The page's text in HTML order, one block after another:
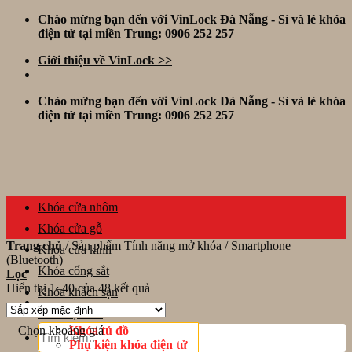
Skip
Chào mừng bạn đến với VinLock Đà Nẵng - Sỉ và lẻ khóa
điện tử tại miền Trung: 0906 252 257
Giới thiệu về VinLock >>
Chào mừng bạn đến với VinLock Đà Nẵng - Sỉ và lẻ khóa
điện tử tại miền Trung: 0906 252 257
Tìm
kiếm:
Khóa cửa nhôm
Khóa cửa gỗ
Khóa cửa kính
Khóa cổng sắt
Khóa khách sạn
Thiết bị khác
Khóa tủ đồ
Phụ kiện khóa điện tử
Trang chủ /Sản phẩm Tính năng mở khóa /Smartphone
(Bluetooth)
Lọc
Hiển thị 1–40 của 48 kết quả
Chọn khoảng giá